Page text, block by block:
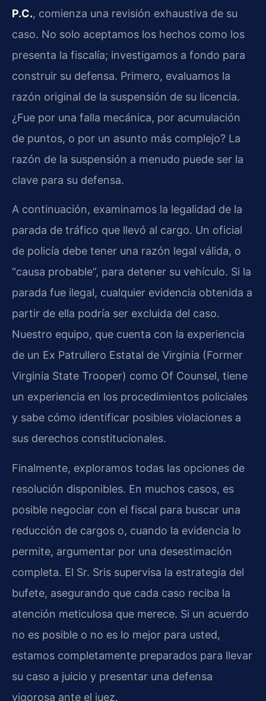
P.C., comienza una revisión exhaustiva de su
caso. No solo aceptamos los hechos como los
presenta la fiscalía; investigamos a fondo para
construir su defensa. Primero, evaluamos la
razón original de la suspensión de su licencia.
¿Fue por una falla mecánica, por acumulación
de puntos, o por un asunto más complejo? La
razón de la suspensión a menudo puede ser la
clave para su defensa.
A continuación, examinamos la legalidad de la
parada de tráfico que llevó al cargo. Un oficial
de policía debe tener una razón legal válida, o
“causa probable”, para detener su vehículo. Si la
parada fue ilegal, cualquier evidencia obtenida a
partir de ella podría ser excluida del caso.
Nuestro equipo, que cuenta con la experiencia
de un Ex Patrullero Estatal de Virginia (Former
Virginia State Trooper) como Of Counsel, tiene
un experiencia en los procedimientos policiales
y sabe cómo identificar posibles violaciones a
sus derechos constitucionales.
Finalmente, exploramos todas las opciones de
resolución disponibles. En muchos casos, es
posible negociar con el fiscal para buscar una
reducción de cargos o, cuando la evidencia lo
permite, argumentar por una desestimación
completa. El Sr. Sris supervisa la estrategia del
bufete, asegurando que cada caso reciba la
atención meticulosa que merece. Si un acuerdo
no es posible o no es lo mejor para usted,
estamos completamente preparados para llevar
su caso a juicio y presentar una defensa
vigorosa ante el juez.